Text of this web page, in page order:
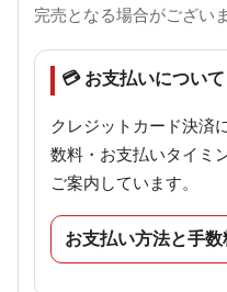
完売となる場合がございま
💳 お支払いについて
クレジットカード決済
数料・お支払いタイミ
ご案内しています。
お支払い方法と手